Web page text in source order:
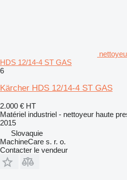
HDS 12/14-4 ST GAS
6
Kärcher HDS 12/14-4 ST GAS
2.000 € HT
Matériel industriel - nettoyeur haute
2015
Slovaquie
MachineCare s. r. o.
Contacter le vendeur